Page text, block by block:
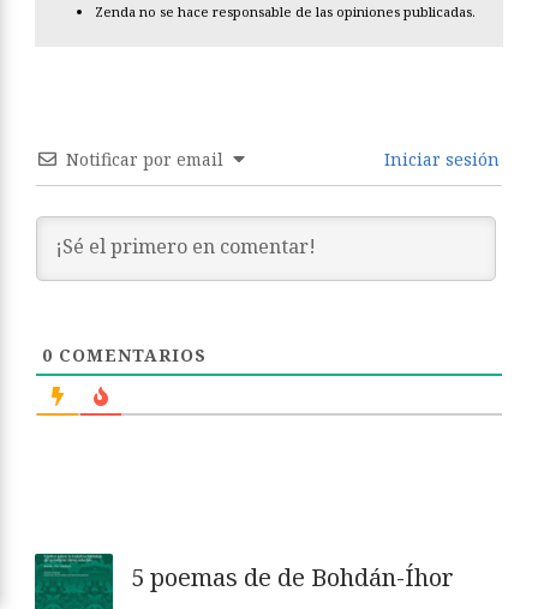
Zenda no se hace responsable de las opiniones publicadas.
Notificar por email Iniciar sesión
0 COMENTARIOS
5 poemas de de Bohdán-Íhor